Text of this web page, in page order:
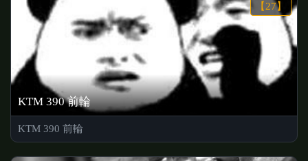
【27】
KTM 390 前輪
KTM 390 前輪